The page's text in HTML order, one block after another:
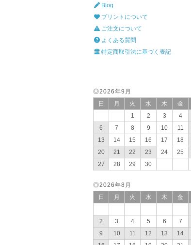
Blog
プリントについて
ご注文について
よくある質問
特定商取引法に基づく表記
◎2026年9月
日
月 火 水 木 金
1
2 3 4
6
7 8 9 10 11
13
14 15 16 17 18
20
21 22 23 24 25
27
28 29 30
◎2026年8月
日
月 火 水 木 金
2
3 4 5 6 7
9
10 11 12 13 14